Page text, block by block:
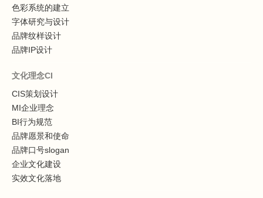
色彩系统的建立
字体研究与设计
品牌纹样设计
品牌IP设计
文化理念CI
CIS策划设计
MI企业理念
BI行为规范
品牌愿景和使命
品牌口号slogan
企业文化建设
实效文化落地